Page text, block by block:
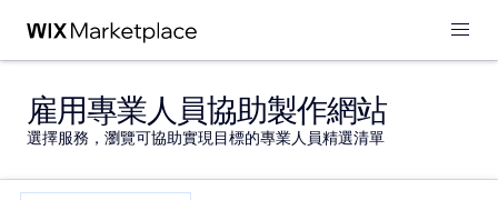
雇用專業人員協助製作網站
選擇服務，瀏覽可協助實現目標的專業人員精選清單